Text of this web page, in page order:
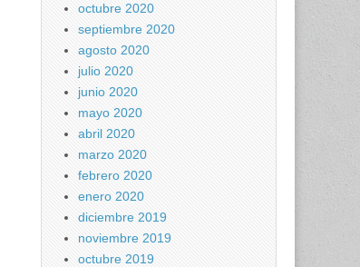
octubre 2020
septiembre 2020
agosto 2020
julio 2020
junio 2020
mayo 2020
abril 2020
marzo 2020
febrero 2020
enero 2020
diciembre 2019
noviembre 2019
octubre 2019